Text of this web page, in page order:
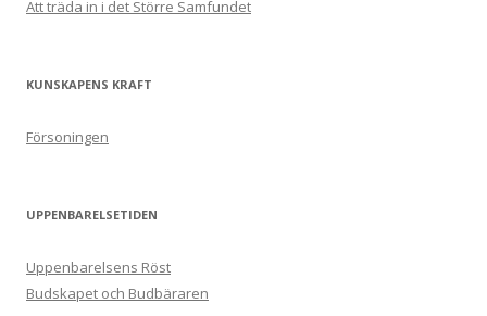
Att träda in i det Större Samfundet
KUNSKAPENS KRAFT
Försoningen
UPPENBARELSETIDEN
Uppenbarelsens Röst
Budskapet och Budbäraren